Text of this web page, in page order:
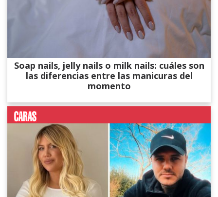
Soap nails, jelly nails o milk nails: cuáles son
las diferencias entre las manicuras del
momento